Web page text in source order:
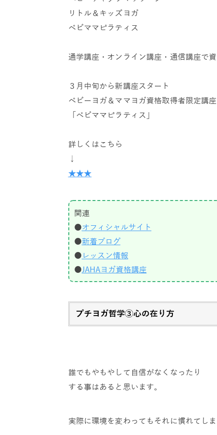
リトル＆キッズヨガ
ベビママピラティス
通学講座・オンライン講座・通信講座で
３月中旬から新講座スタート
ベビーヨガ＆ママヨガ資格取得者限定講座
「ベビママピラティス」
詳しくはこちら
↓
★★★
関連
●オフィシャルサイト
●新着ブログ
●レッスン情報
●JAHAヨガ資格講座
プチヨガ哲学③心の在り方
誰でもやもやして自信がなくなったり
する事はあると思います。
実際に環境を変わってもそれに慣れてし